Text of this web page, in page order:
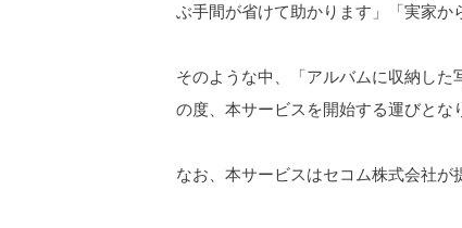
ぶ手間が省けて助かります」「実家か
そのような中、「アルバムに収納し
の度、本サービスを開始する運びとな
なお、本サービスはセコム株式会社が